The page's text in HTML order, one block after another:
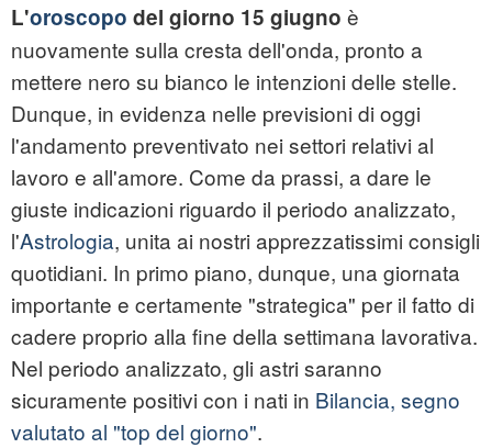
L'oroscopo del giorno 15 giugno è
nuovamente sulla cresta dell'onda, pronto a
mettere nero su bianco le intenzioni delle stelle.
Dunque, in evidenza nelle previsioni di oggi
l'andamento preventivato nei settori relativi al
lavoro e all'amore. Come da prassi, a dare le
giuste indicazioni riguardo il periodo analizzato,
l'Astrologia, unita ai nostri apprezzatissimi consigli
quotidiani. In primo piano, dunque, una giornata
importante e certamente "strategica" per il fatto di
cadere proprio alla fine della settimana lavorativa.
Nel periodo analizzato, gli astri saranno
sicuramente positivi con i nati in Bilancia, segno
valutato al "top del giorno".